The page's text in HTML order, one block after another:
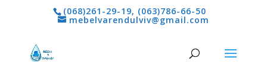
(068)261-29-19, (063)786-66-50
mebelvarendulviv@gmail.com